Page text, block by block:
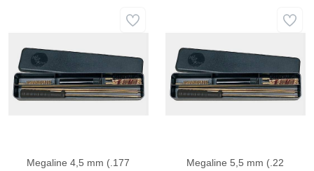
Megaline 4,5 mm (.177
Megaline 5,5 mm (.22